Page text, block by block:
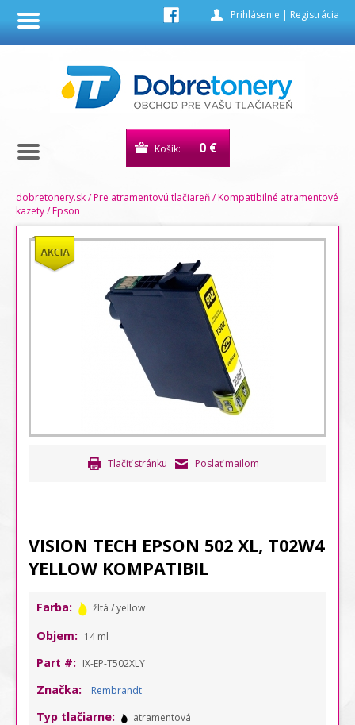
Prihlásenie | Registrácia
Košík: 0 €
dobretonery.sk/Pre atramentovú tlačiareň/Kompatibilné atramentové
kazety/Epson
Tlačiť stránku Poslať mailom
VISION TECH EPSON 502 XL, T02W4
YELLOW KOMPATIBIL
Farba: žltá / yellow
Objem: 14 ml
Part #: IX-EP-T502XLY
Značka: Rembrandt
Typ tlačiarne: atramentová